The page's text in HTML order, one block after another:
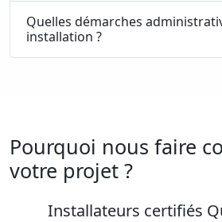
Quelles démarches
installation ?
Pourquoi nous faire
votre projet ?
Installateurs certifiés